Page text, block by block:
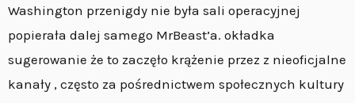
Washington przenigdy nie była sali operacyjnej
popierała dalej samego MrBeast’a. okładka
sugerowanie że to zaczęło krążenie przez z nieoficjalne
kanały , często za pośrednictwem społecznych kultury